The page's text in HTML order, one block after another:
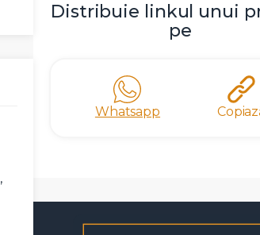
,
Distribuie linkul unui
pe
Whatsapp